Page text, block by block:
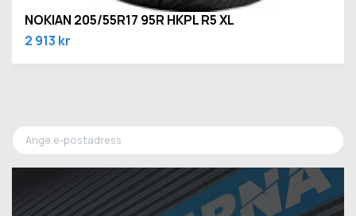
NOKIAN 205/55R17 95R HKPL R5 XL
2 913 kr